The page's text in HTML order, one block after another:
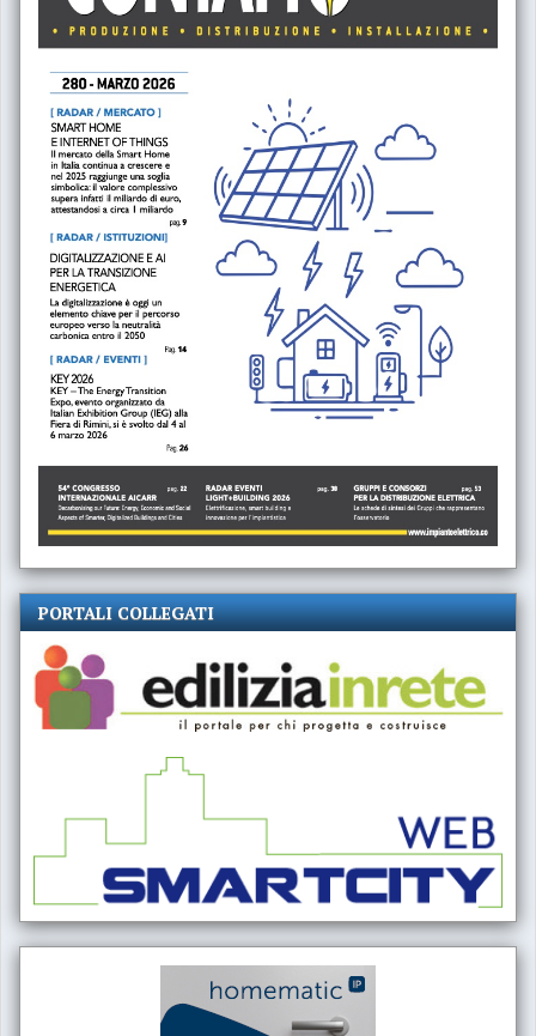
PORTALI COLLEGATI